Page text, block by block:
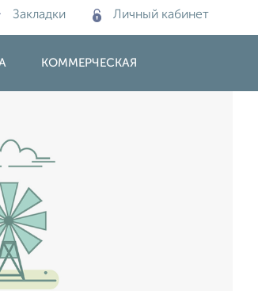
Закладки Личный кабинет
КОММЕРЧЕСКАЯ